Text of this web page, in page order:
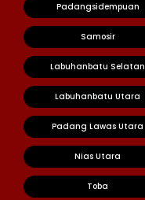
Padangsidempuan
Samosir
Labuhanbatu Selatan
Labuhanbatu Utara
Padang Lawas Utara
Nias Utara
Toba